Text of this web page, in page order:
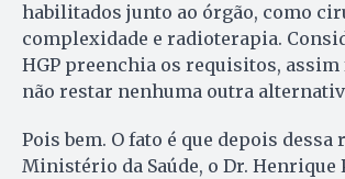
habilitados junto ao órgão, como
complexidade e radioterapia.
HGP preenchia os requisitos,
não restar nenhuma outra
Pois bem. O fato é que depois
Ministério da Saúde, o Dr. Henrique